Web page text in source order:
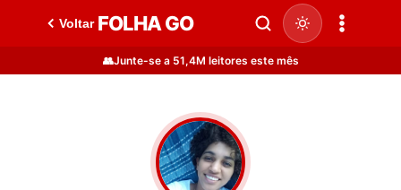
Voltar FOLHA GO
👥Junte-se a 51,4M leitores este mês